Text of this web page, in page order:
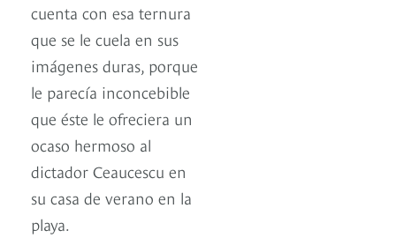
cuenta con esa ternura
que se le cuela en sus
imágenes duras, porque
le parecía inconcebible
que éste le ofreciera un
ocaso hermoso al
dictador Ceaucescu en
su casa de verano en la
playa.